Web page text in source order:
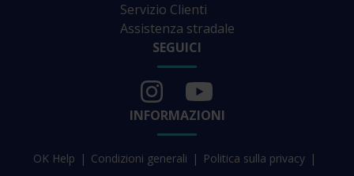
Servizio Clienti
Assistenza stradale
SEGUICI
INFORMAZIONI
OK Help Condizioni generali
Politica sulla privacy